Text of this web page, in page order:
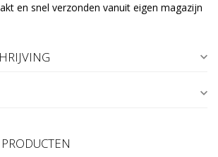
en snel verzonden vanuit eigen magazijn